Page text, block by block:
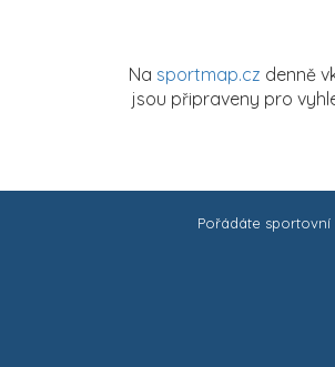
Na sportmap.cz denně
jsou připraveny pro
Pořádáte sportovní